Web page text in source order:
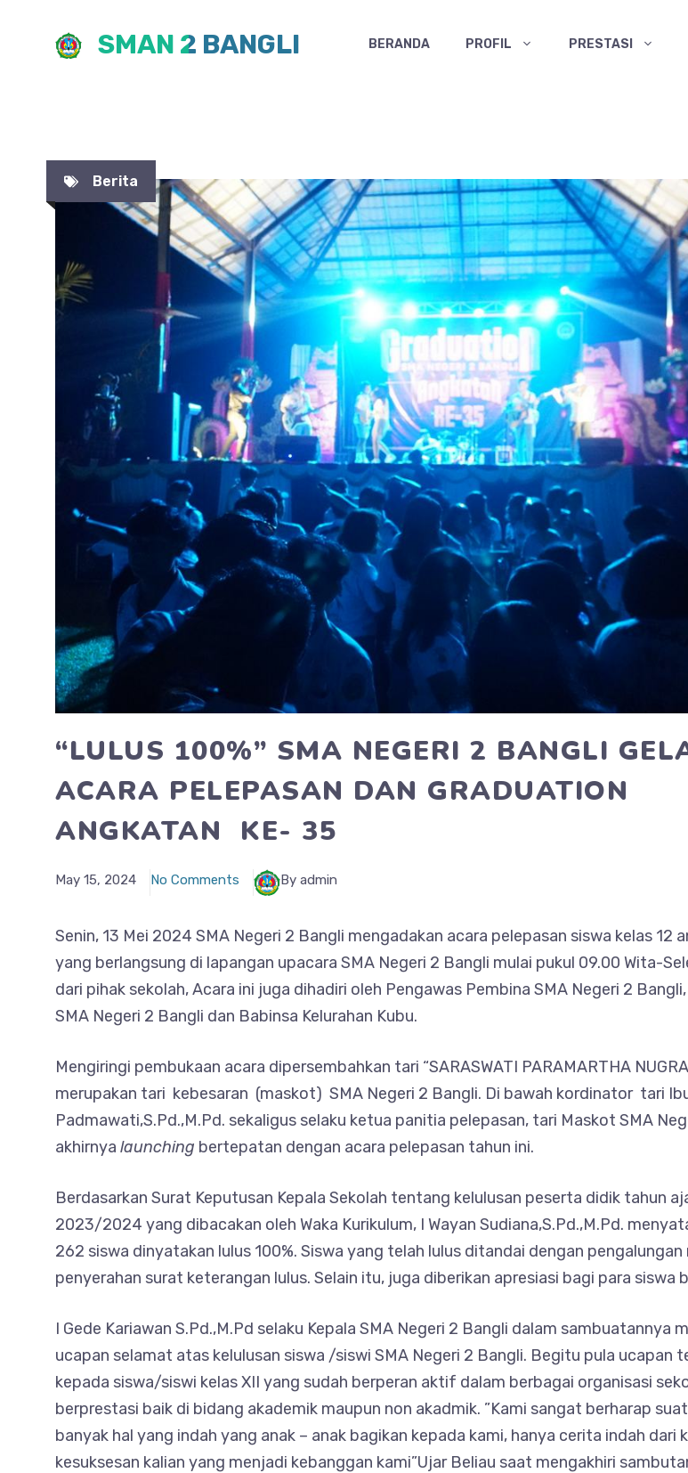
SMAN 2 BANGLI BERANDA PROFIL PRESTASI
Berita
“LULUS 100%” SMA NEGERI 2 BANGLI
ACARA PELEPASAN DAN GRADUATION
ANGKATAN KE- 35
May 15, 2024 No Comments By admin
Senin, 13 Mei 2024 SMA Negeri 2 Bangli mengadakan acara pelepasan siswa kelas 12
yang berlangsung di lapangan upacara SMA Negeri 2 Bangli mulai pukul 09.00 Wita-
dari pihak sekolah, Acara ini juga dihadiri oleh Pengawas Pembina SMA Negeri 2
SMA Negeri 2 Bangli dan Babinsa Kelurahan Kubu.
Mengiringi pembukaan acara dipersembahkan tari “SARASWATI PARAMARTHA
merupakan tari kebesaran (maskot) SMA Negeri 2 Bangli. Di bawah kordinator tari
Padmawati,S.Pd.,M.Pd. sekaligus selaku ketua panitia pelepasan, tari Maskot SMA
akhirnya launching bertepatan dengan acara pelepasan tahun ini.
Berdasarkan Surat Keputusan Kepala Sekolah tentang kelulusan peserta didik tahun
2023/2024 yang dibacakan oleh Waka Kurikulum, I Wayan Sudiana,S.Pd.,M.Pd.
262 siswa dinyatakan lulus 100%. Siswa yang telah lulus ditandai dengan pengalungan
penyerahan surat keterangan lulus. Selain itu, juga diberikan apresiasi bagi para siswa
I Gede Kariawan S.Pd.,M.Pd selaku Kepala SMA Negeri 2 Bangli dalam sambuatannya
ucapan selamat atas kelulusan siswa /siswi SMA Negeri 2 Bangli. Begitu pula ucapan
kepada siswa/siswi kelas XII yang sudah berperan aktif dalam berbagai organisasi
berprestasi baik di bidang akademik maupun non akadmik. ”Kami sangat berharap
banyak hal yang indah yang anak – anak bagikan kepada kami, hanya cerita indah dari
kesuksesan kalian yang menjadi kebanggan kami”Ujar Beliau saat mengakhiri